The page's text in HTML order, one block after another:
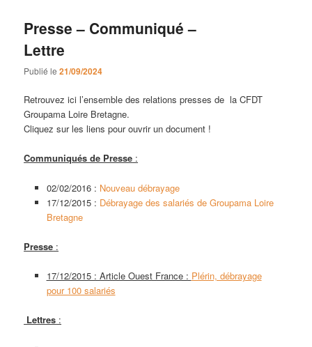
Presse – Communiqué –
Lettre
Publié le21/09/2024
Retrouvez ici l’ensemble des relations presses de la CFDT
Groupama Loire Bretagne.
Cliquez sur les liens pour ouvrir un document !
Communiqués de Presse :
02/02/2016 : Nouveau débrayage
17/12/2015 : Débrayage des salariés de Groupama Loire
Bretagne
Presse :
17/12/2015 : Article Ouest France : Plérin, débrayage
pour 100 salariés
Lettres :